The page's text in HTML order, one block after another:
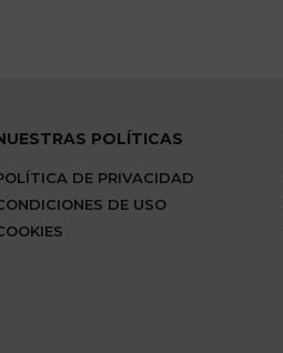
POLÍTICAS
DE PRIVACIDAD
DE USO